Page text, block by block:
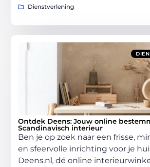
Dienstverlening
Ontdek Deens: Jouw online
Scandinavisch interieur
Ben je op zoek naar een frisse,
en sfeervolle inrichting voor je
Deens.nl, dé online